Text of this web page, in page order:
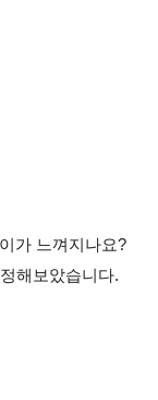
가 느껴지나요?
해보았습니다.